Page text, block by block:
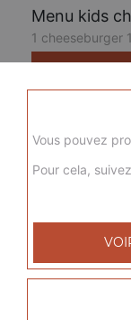
Menu kids
1 cheeseburger
Vous pouvez
Pour cela,